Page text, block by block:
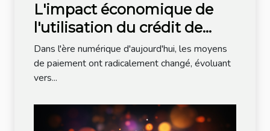
L'impact économique de
l'utilisation du crédit de
communication comme
moyen de paiement: une
investigation détaillée
Dans l'ère numérique d'aujourd'hui, les moyens
de paiement ont radicalement changé, évoluant
vers...